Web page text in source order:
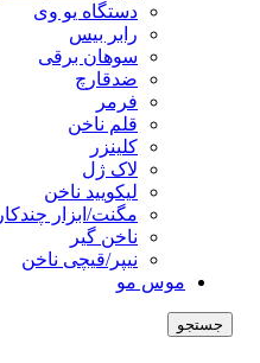
دستگاه یو وی
رابر بیس
سوهان برقی
ضدقارچ
فرمر
قلم ناخن
کلینزر
لاک ژل
لیکوييد ناخن
مگنت/ابزار چندکار
ناخن گیر
نیپر/قیچی ناخن
موس مو
جستجو